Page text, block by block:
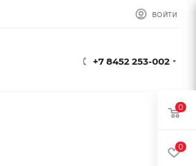
ВОЙТИ
+7 8452 253-002
0
0